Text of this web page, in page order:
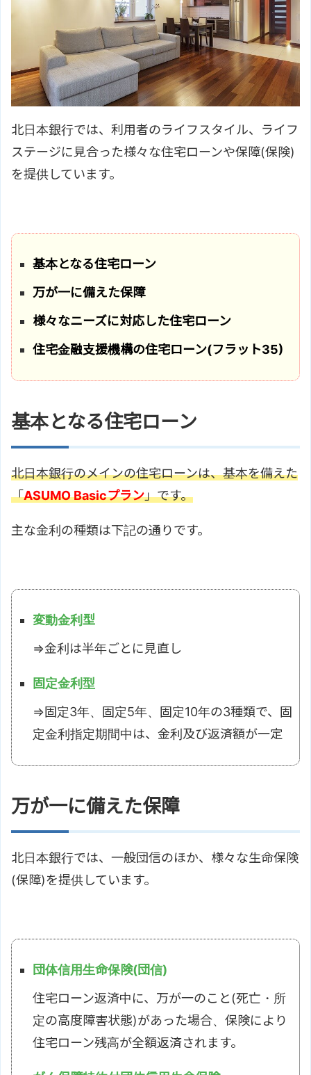
北日本銀行では、利用者のライフスタイル、ライフ
ステージに見合った様々な住宅ローンや保障(保険)
を提供しています。
基本となる住宅ローン
万が一に備えた保障
様々なニーズに対応した住宅ローン
住宅金融支援機構の住宅ローン(フラット35)
基本となる住宅ローン
北日本銀行のメインの住宅ローンは、基本を備えた
「ASUMO Basicプラン」です。
主な金利の種類は下記の通りです。
変動金利型
⇒金利は半年ごとに見直し
固定金利型
⇒固定3年、固定5年、固定10年の3種類で、固
定金利指定期間中は、金利及び返済額が一定
万が一に備えた保障
北日本銀行では、一般団信のほか、様々な生命保険
(保障)を提供しています。
団体信用生命保険(団信)
住宅ローン返済中に、万が一のこと(死亡・所
定の高度障害状態)があった場合、保険により
住宅ローン残高が全額返済されます。